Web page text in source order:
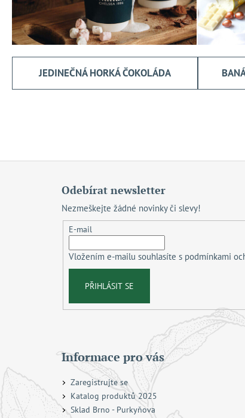
JEDINEČNÁ HORKÁ ČOKOLÁDA
Odebírat newsletter
Nezmeškejte žádné novinky či slevy!
E-mail
Vložením e-mailu souhlasíte s podmínkami
PŘIHLÁSIT SE
Informace pro vás
Zaregistrujte se
Katalog produktů 2025
Sklad Brno - Purkyňova